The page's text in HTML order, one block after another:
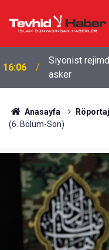
16:06
Siyonist
asker
Anasayfa Röportaj
(6. Bölüm-Son)